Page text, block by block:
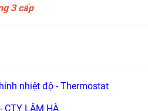
3 cấp
nhiệt độ - Thermostat
CTY LÂM HÀ